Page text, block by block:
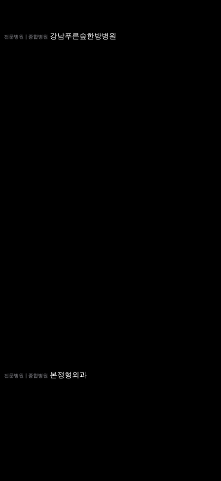
전문병원 | 종합병원 강남푸른숲한방병원
전문병원 | 종합병원 본정형외과